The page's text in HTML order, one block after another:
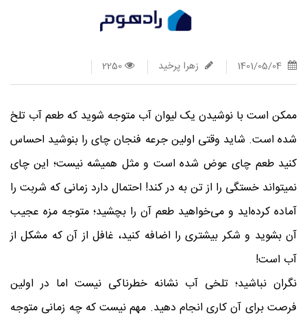
علت تلخی آب تصفیه شده چیست؟
مجله علت تلخی آب تصف ...
زهرا پرخید
ممکن است با نوشیدن یک لیوان آب متوجه شوید که طعم آب تلخ
شده است. شاید وقتی اولین جرعه فنجان چای را بنوشید احساس
کنید طعم چای عوض شده است و مثل همیشه نیست؛ این چای
نمیتواند خستگی را از تن به در کند! احتمال دارد زمانی که شربت را
آماده کرده‌اید و می‌خواهید طعم آن را بچشید؛ متوجه مزه عجیب
آن بشوید و شکر بیشتری را اضافه کنید، غافل از آن که مشکل از
آب است!
نگران نباشید؛ تلخی آب نشانه خطرناکی نیست اما در اولین
فرصت برای آن کاری انجام دهید. مهم نیست که چه زمانی متوجه